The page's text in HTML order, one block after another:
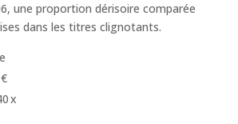
une proportion dérisoire comparée
dans les titres clignotants.
x